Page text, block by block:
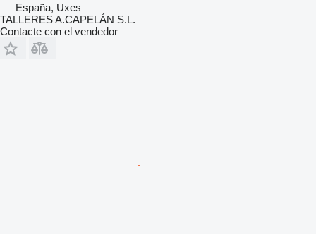
España, Uxes
TALLERES A.CAPELÁN S.L.
Contacte con el vendedor